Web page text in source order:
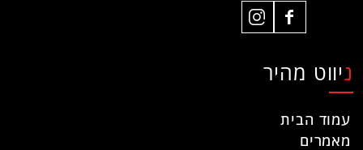
ניווט מהיר
עמוד הבית
מאמרים